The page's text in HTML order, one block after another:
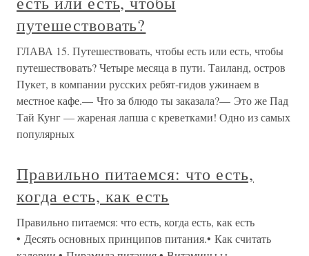
путешествовать?
ГЛАВА 15. Путешествовать, чтобы есть или есть, чтобы
путешествовать? Четыре месяца в пути. Таиланд, остров
Пукет, в компании русских ребят-гидов ужинаем в
местное кафе.— Что за блюдо ты заказала?— Это же Пад
Тай Кунг — жареная лапша с креветками! Одно из самых
популярных
Правильно питаемся: что есть,
когда есть, как есть
Правильно питаемся: что есть, когда есть, как есть
• Десять основных принципов питания.• Как считать